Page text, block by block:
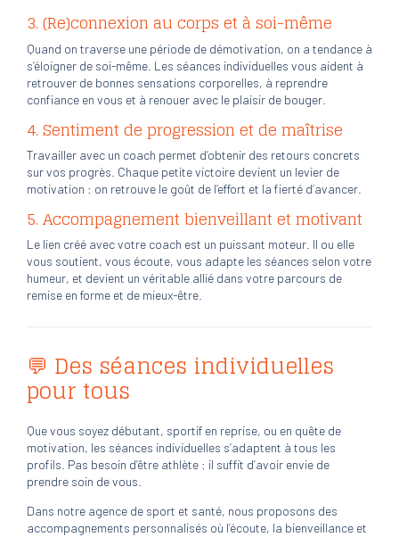
3.(Re)connexion au corps et à soi-même
Quand on traverse une période de démotivation, on a tendance à
s’éloigner de soi-même. Les séances individuelles vous aident à
retrouver de bonnes sensations corporelles, à reprendre
confiance en vous et à renouer avec le plaisir de bouger.
4.Sentiment de progression et de maîtrise
Travailler avec un coach permet d’obtenir des retours concrets
sur vos progrès. Chaque petite victoire devient un levier de
motivation : on retrouve le goût de l’effort et la fierté d’avancer.
5.Accompagnement bienveillant et motivant
Le lien créé avec votre coach est un puissant moteur. Il ou elle
vous soutient, vous écoute, vous adapte les séances selon votre
humeur, et devient un véritable allié dans votre parcours de
remise en forme et de mieux-être.
💬 Des séances individuelles
pour tous
Que vous soyez débutant, sportif en reprise, ou en quête de
motivation, les séances individuelles s’adaptent à tous les
profils. Pas besoin d’être athlète : il suffit d’avoir envie de
prendre soin de vous.
Dans notre agence de sport et santé, nous proposons des
accompagnements personnalisés où l’écoute, la bienveillance et